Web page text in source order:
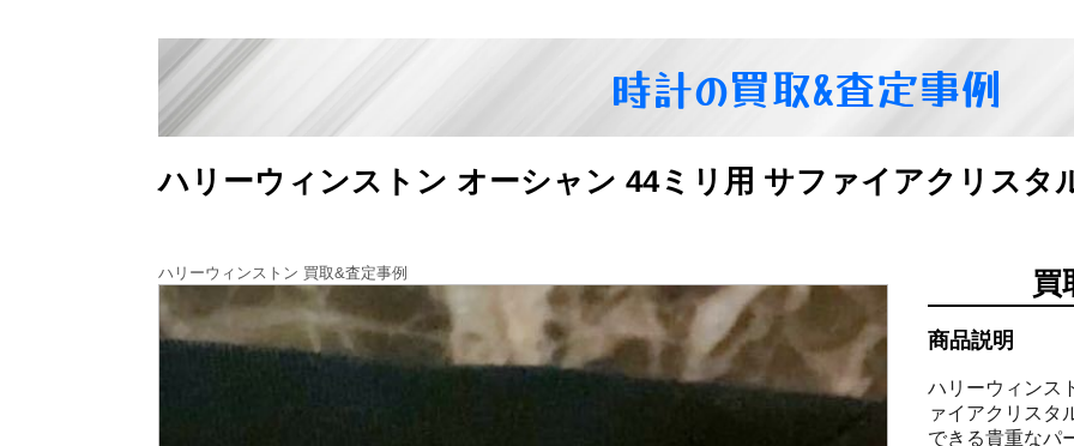
時計の買取&査定事例
ハリーウィンストン オーシャン 44ミリ用 サファイアクリスタ
買
商品説明
ハリーウィンス
ァイアクリスタ
できる貴重なパ
ハリーウィンストン 買取&査定事例